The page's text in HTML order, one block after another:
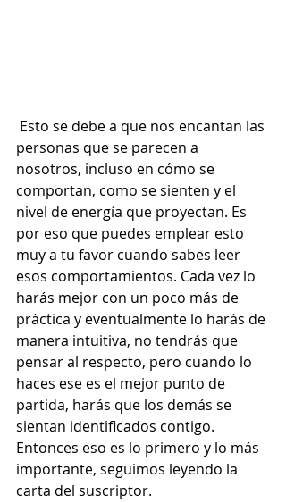
personas que se parecen a
nosotros, incluso en cómo se
comportan, como se sienten y el
nivel de energía que proyectan. Es
por eso que puedes emplear esto
muy a tu favor cuando sabes leer
esos comportamientos. Cada vez lo
harás mejor con un poco más de
práctica y eventualmente lo harás de
manera intuitiva, no tendrás que
pensar al respecto, pero cuando lo
haces ese es el mejor punto de
partida, harás que los demás se
sientan identificados contigo.
Entonces eso es lo primero y lo más
importante, seguimos leyendo la
carta del suscriptor.